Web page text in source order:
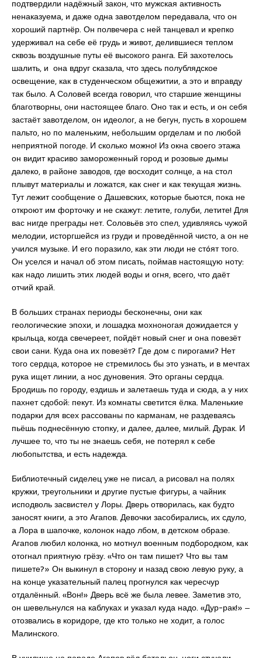
подтвердили надёжный закон, что мужская активность
ненаказуема, и даже одна завотделом передавала, что он
хороший партнёр. Он полвечера с ней танцевал и крепко
удерживал на себе её грудь и живот, делившиеся теплом
сквозь воздушные путы её высокого ранга. Ей захотелось
шалить, и она вдруг сказала, что здесь полублядское
освещение, как в студенческом общежитии, а это и вправду
так было. А Соловей всегда говорил, что старшие женщины
благотворны, они настоящее благо. Оно так и есть, и он себя
застаёт завотделом, он идеолог, а не бегун, пусть в хорошем
пальто, но по маленьким, небольшим оргделам и по любой
неприятной погоде. И сколько можно! Из окна своего этажа
он видит красиво замороженный город и розовые дымы
далеко, в районе заводов, где восходит солнце, а на стол
плывут материалы и ложатся, как снег и как текущая жизнь.
Тут лежит сообщение о Дашевских, которые бьются, пока не
откроют им форточку и не скажут: летите, голуби, летите! Для
вас нигде преграды нет. Соловьёв это спел, удивляясь чужой
мелодии, исторгшейся из груди и проведённой чисто, а он не
учился музыке. И его поразило, как эти люди не стóят того.
Он уселся и начал об этом писать, поймав настоящую ноту:
как надо лишить этих людей воды и огня, всего, что даёт
отчий край.
В больших странах периоды бесконечны, они как
геологические эпохи, и лошадка мохноногая дожидается у
крыльца, когда свечереет, пойдёт новый снег и она повезёт
свои сани. Куда она их повезёт? Где дом с пирогами? Нет
того сердца, которое не стремилось бы это узнать, и в мечтах
рука ищет линии, а нос дуновения. Это органы сердца.
Бродишь по городу, ездишь и залетаешь туда и сюда, а у них
пахнет сдобой: пекут. Из комнаты светится ёлка. Маленькие
подарки для всех рассованы по карманам, не раздеваясь
пьёшь поднесённую стопку, и далее, далее, милый. Дурак. И
лучшее то, что ты не знаешь себя, не потерял к себе
любопытства, и есть надежда.
Библиотечный сиделец уже не писал, а рисовал на полях
кружки, треугольники и другие пустые фигуры, а чайник
исподволь засвистел у Лоры. Дверь отворилась, как будто
заносят книги, а это Агапов. Девочки засобирались, их сдуло,
а Лора в шапочке, колонок надо лбом, в детском образе.
Агапов любил колонка, но мотнул военным подбородком, как
отогнал приятную грёзу. «Что он там пишет? Что вы там
пишете?» Он выкинул в сторону и назад свою левую руку, а
на конце указательный палец прогнулся как чересчур
отдалённый. «Вон!» Дверь всё же была левее. Заметив это,
он шевельнулся на каблуках и указал куда надо. «Дур-рак!» ‒
отозвались в коридоре, где кто только не ходит, а голос
Малинского.